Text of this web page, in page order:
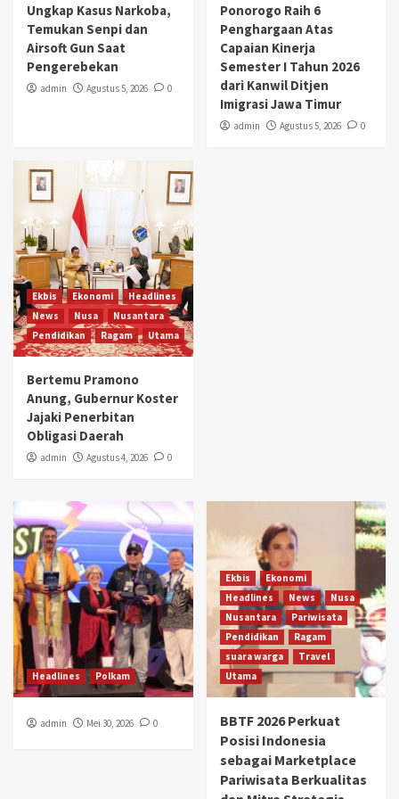
Pendidikan Ragam Utama
Bertemu Pramono Anung, Gubernur Koster
Jajaki Penerbitan Obligasi Daerah
Ungkap Kasus Narkoba,
Temukan Senpi dan
Airsoft Gun Saat
Pengerebekan
admin Agustus 5, 2026 0
Ponorogo Raih 6
Penghargaan Atas
Capaian Kinerja
Semester I Tahun 2026
dari Kanwil Ditjen
Imigrasi Jawa Timur
admin Agustus 5, 2026 0
Ekbis Ekonomi
Headlines
News
Nusa
Nusantara
Pendidikan
Ragam Utama
Bertemu Pramono
Anung, Gubernur Koster
Jajaki Penerbitan
Obligasi Daerah
admin Agustus 4, 2026 0
Headlines Polkam
admin Mei 30, 2026 0
Ekbis
Ekonomi
Headlines
News
Nusa
Nusantara
Pariwisata
Pendidikan
Ragam
suara warga
Travel
Utama
BBTF 2026 Perkuat
Posisi Indonesia
sebagai Marketplace
Pariwisata Berkualitas